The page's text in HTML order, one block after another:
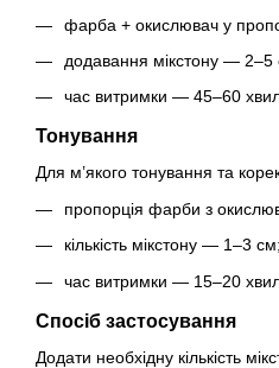
фарба + окислювач у
додавання мікстону —
час витримки — 45–60
Тонування
Для м’якого тонування та
пропорція фарби з
кількість мікстону — 1–3 см;
час витримки — 15–20
Спосіб застосування
Додати необхідну кількість